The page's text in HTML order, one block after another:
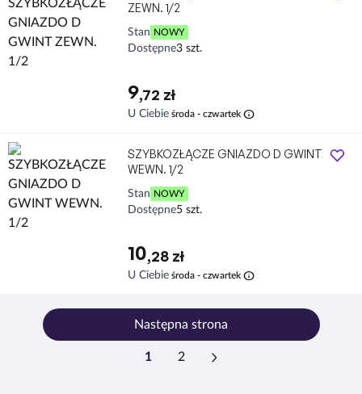
ZEWN. 1/2
Stan NOWY
Dostępne3 szt.
9,72 zł
U Ciebie środa - czwartek info
SZYBKOZŁĄCZE GNIAZDO D GWINT
WEWN. 1/2
Stan NOWY
Dostępne5 szt.
10,28 zł
U Ciebie środa - czwartek info
Następna strona
1 2